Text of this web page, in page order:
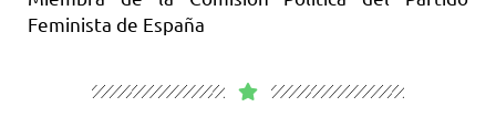
Feminista de España